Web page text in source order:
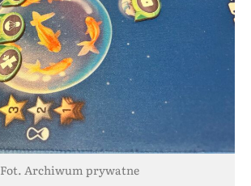
Fot. Archiwum prywatne